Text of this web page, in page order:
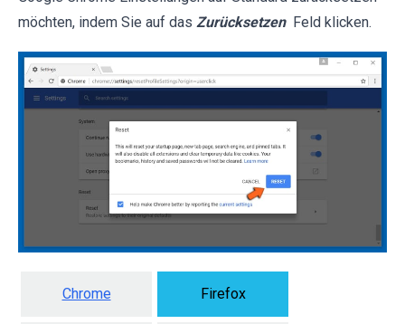
möchten, indem Sie auf das Zurücksetzen Feld klicken.
Chrome Firefox